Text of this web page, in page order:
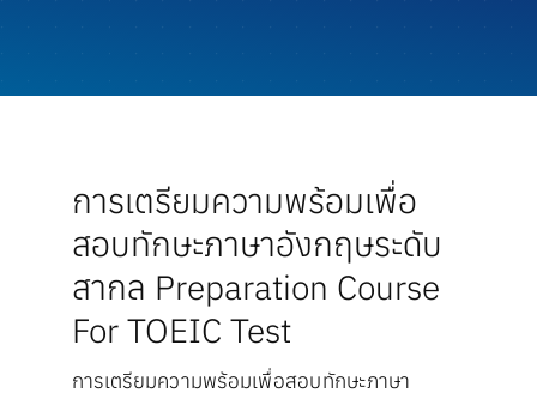
การเตรียมความพร้อมเพื่อ
สอบทักษะภาษาอังกฤษระดับ
สากล Preparation Course
For TOEIC Test
การเตรียมความพร้อมเพื่อสอบทักษะภาษา